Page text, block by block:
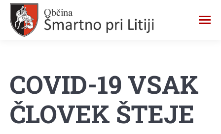
COVID-19 VSAK
ČLOVEK ŠTEJE